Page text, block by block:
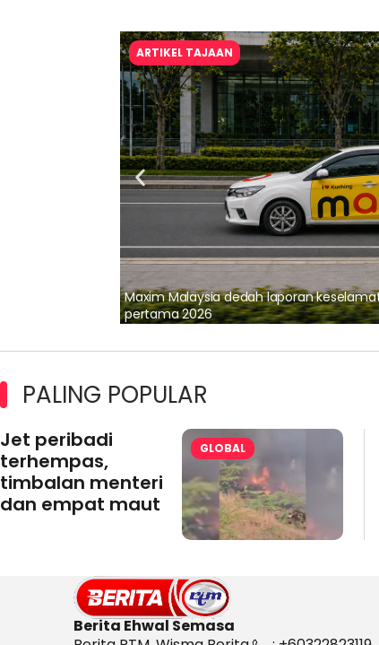
ARTIKEL TAJAAN
Maxim Malaysia dedah laporan
pertama 2026
PALING POPULAR
Jet peribadi
terhempas,
timbalan menteri
dan empat maut
GLOBAL
Berita Ehwal Semasa